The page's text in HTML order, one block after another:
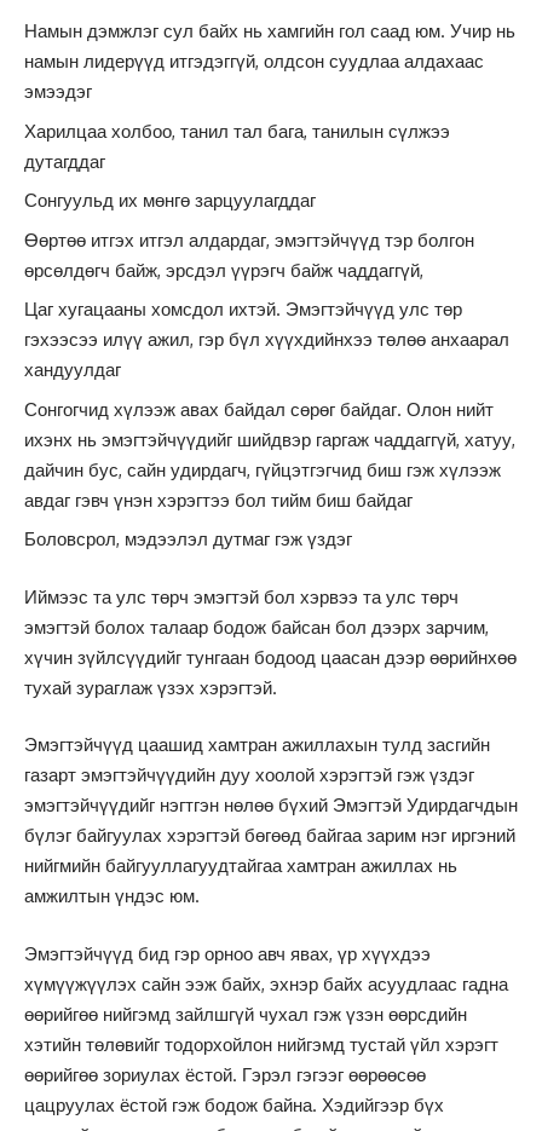
Намын дэмжлэг сул байх нь хамгийн гол саад юм. Учир нь
намын лидерүүд итгэдэггүй, олдсон суудлаа алдахаас
эмээдэг
Харилцаа холбоо, танил тал бага, танилын сүлжээ
дутагддаг
Сонгуульд их мөнгө зарцуулагддаг
Өөртөө итгэх итгэл алдардаг, эмэгтэйчүүд тэр болгон
өрсөлдөгч байж, эрсдэл үүрэгч байж чаддаггүй,
Цаг хугацааны хомсдол ихтэй. Эмэгтэйчүүд улс төр
гэхээсээ илүү ажил, гэр бүл хүүхдийнхээ төлөө анхаарал
хандуулдаг
Сонгогчид хүлээж авах байдал сөрөг байдаг. Олон нийт
ихэнх нь эмэгтэйчүүдийг шийдвэр гаргаж чаддаггүй, хатуу,
дайчин бус, сайн удирдагч, гүйцэтгэгчид биш гэж хүлээж
авдаг гэвч үнэн хэрэгтээ бол тийм биш байдаг
Боловсрол, мэдээлэл дутмаг гэж үздэг
Иймээс та улс төрч эмэгтэй бол хэрвээ та улс төрч
эмэгтэй болох талаар бодож байсан бол дээрх зарчим,
хүчин зүйлсүүдийг тунгаан бодоод цаасан дээр өөрийнхөө
тухай зураглаж үзэх хэрэгтэй.
Эмэгтэйчүүд цаашид хамтран ажиллахын тулд засгийн
газарт эмэгтэйчүүдийн дуу хоолой хэрэгтэй гэж үздэг
эмэгтэйчүүдийг нэгтгэн нөлөө бүхий Эмэгтэй Удирдагчдын
бүлэг байгуулах хэрэгтэй бөгөөд байгаа зарим нэг иргэний
нийгмийн байгууллагуудтайгаа хамтран ажиллах нь
амжилтын үндэс юм.
Эмэгтэйчүүд бид гэр орноо авч явах, үр хүүхдээ
хүмүүжүүлэх сайн ээж байх, эхнэр байх асуудлаас гадна
өөрийгөө нийгэмд зайлшгүй чухал гэж үзэн өөрсдийн
хэтийн төлөвийг тодорхойлон нийгэмд тустай үйл хэрэгт
өөрийгөө зориулах ёстой. Гэрэл гэгээг өөрөөсөө
цацруулах ёстой гэж бодож байна. Хэдийгээр бүх